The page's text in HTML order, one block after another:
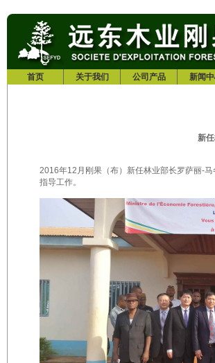
首页 关于我们 公司产品 新闻
新
2016年12月刚果（布）新任林业部长罗萨丽-
指导工作。